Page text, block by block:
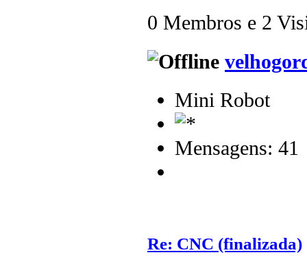
0 Membros e 2
Mini Robot
Mensagens: 41
Re: CNC (finalizada)